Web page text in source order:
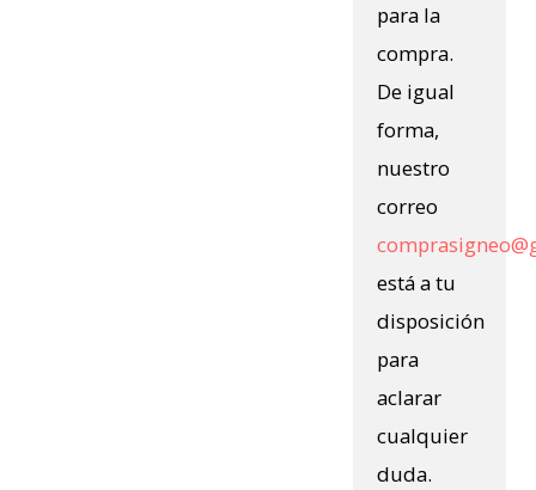
para la
compra.
De igual
forma,
nuestro
correo
está a tu
disposición
para
aclarar
cualquier
duda.